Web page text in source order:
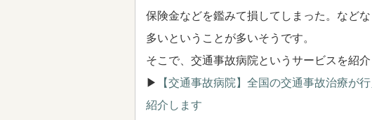
保険金などを鑑みて損してしまった。など
多いということが多いそうです。
そこで、交通事故病院というサービスを紹介
▶
【交通事故病院】全国の交通事故治療が
紹介します